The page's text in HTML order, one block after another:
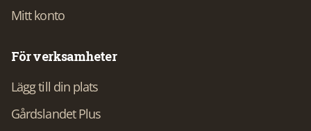
Mitt konto
För verksamheter
Lägg till din plats
Gårdslandet Plus